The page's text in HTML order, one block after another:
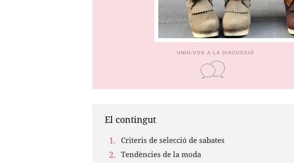
UNIU-VOS A LA DISCUSSIÓ
El contingut
Criteris de selecció de sabates
Tendències de la moda